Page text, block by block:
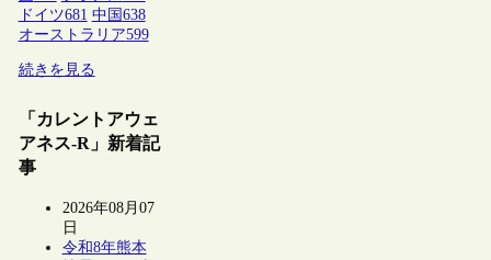
ドイツ681 中国 638
オーストラリア599
続きを見る
「カレントアウェ
アネス-R」新着記
事
2026年08月07
日
令和8年熊本